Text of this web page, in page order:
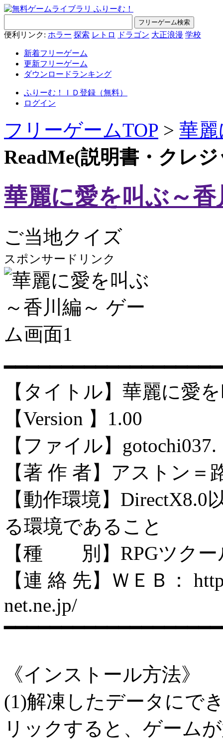
便利リンク: ホラー 探索 レトロ ドラゴン 大正浪漫 学校
新着フリーゲーム
更新フリーゲーム
ダウンロードランキング
ふりーむ！ＩＤ登録（無料）
ログイン
フリーゲームTOP > 華
ReadMe(説明書・クレ
華麗に愛を叫ぶ～香
ご当地クイズ
スポンサードリンク
【タイトル】華麗に愛
【Version 】1.00
【ファイル】gotochi037.
【著 作 者】アストン＝
【動作環境】
る環境であること
【種 別】RPGツクー
【連 絡 先】ＷＥＢ：
net.ne.jp/
《インストール方法》
(1)解凍したデータにで
リックすると、ゲーム